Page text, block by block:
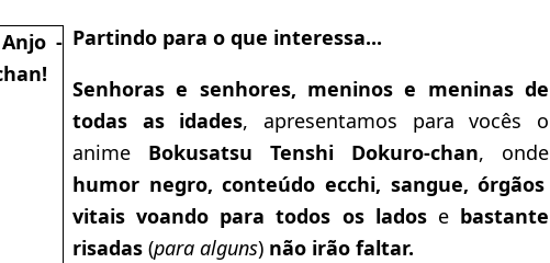
Partindo para o que interessa...
Senhoras e senhores, meninos e meninas de
todas as idades, apresentamos para vocês o
anime Bokusatsu Tenshi Dokuro-chan, onde
humor negro, conteúdo ecchi, sangue, órgãos
vitais voando para todos os ladosebastante
risadas (para alguns) não irão faltar.